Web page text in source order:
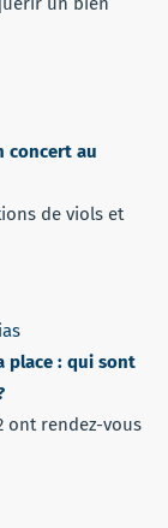
concert au
de viols et
place : qui sont
ont rendez-vous